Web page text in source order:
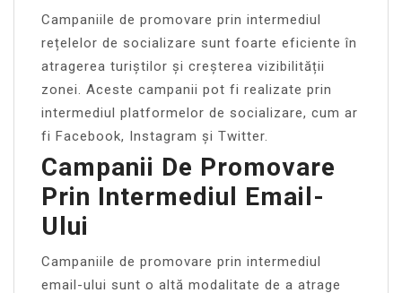
Campaniile de promovare prin intermediul
rețelelor de socializare sunt foarte eficiente în
atragerea turiștilor și creșterea vizibilității
zonei. Aceste campanii pot fi realizate prin
intermediul platformelor de socializare, cum ar
fi Facebook, Instagram și Twitter.
Campanii De Promovare
Prin Intermediul Email-
Ului
Campaniile de promovare prin intermediul
email-ului sunt o altă modalitate de a atrage